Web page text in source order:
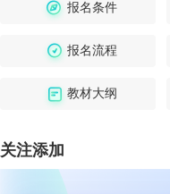
报名条件
报名流程
教材大纲
关注添加